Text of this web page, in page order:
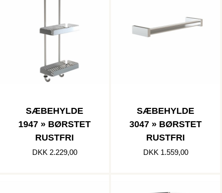
SÆBEHYLDE
1947 » BØRSTET
RUSTFRI
DKK 2.229,00
SÆBEHYLDE
3047 » BØRSTET
RUSTFRI
DKK 1.559,00